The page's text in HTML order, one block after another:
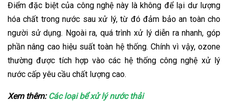
Điểm đặc biệt của công nghệ này là không để lại dư lượng
hóa chất trong nước sau xử lý, từ đó đảm bảo an toàn cho
người sử dụng. Ngoài ra, quá trình xử lý diễn ra nhanh, góp
phần nâng cao hiệu suất toàn hệ thống. Chính vì vậy, ozone
thường được tích hợp vào các hệ thống công nghệ xử lý
nước cấp yêu cầu chất lượng cao.
Xem thêm: Các loại bể xử lý nước thải